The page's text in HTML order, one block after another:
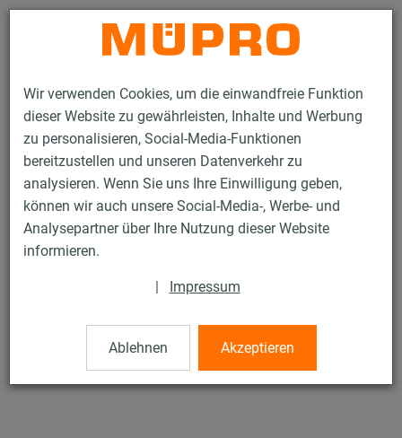
Wir verwenden Cookies, um die einwandfreie Funktion
dieser Website zu gewährleisten, Inhalte und Werbung
zu personalisieren, Social-Media-Funktionen
bereitzustellen und unseren Datenverkehr zu
analysieren. Wenn Sie uns Ihre Einwilligung geben,
können wir auch unsere Social-Media-, Werbe- und
Analysepartner über Ihre Nutzung dieser Website
informieren.
| Impressum
Ablehnen Akzeptieren
Kontakt
Produkte Befestigungstechnik
Montageteile
Grundplatte mit Kombimutter
Grundplatte mit Kombimutter
Grundplatte Größe 1, M8/M10, verzinkt